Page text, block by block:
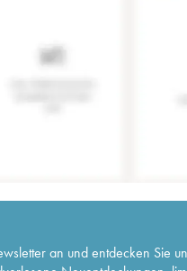
an und entdecken Sie